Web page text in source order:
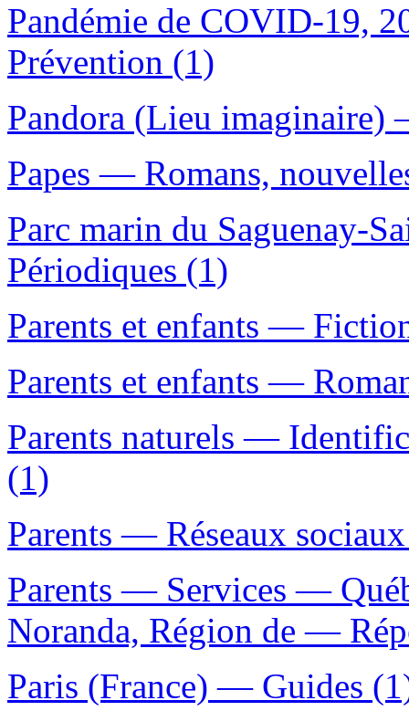
Pandémie de COVID-19,
Prévention (1)
Pandora (Lieu
Papes — Romans,
Parc marin du Saguenay-
Périodiques (1)
Parents et enfants —
Parents et enfants —
Parents naturels —
(1)
Parents — Réseaux
Parents — Services —
Noranda, Région de —
Paris (France) — Guides